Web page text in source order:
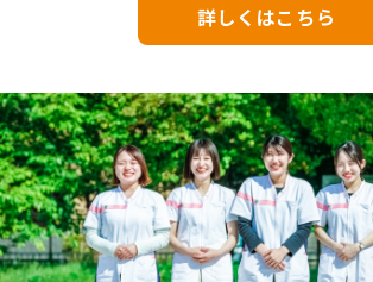
詳しくはこちら